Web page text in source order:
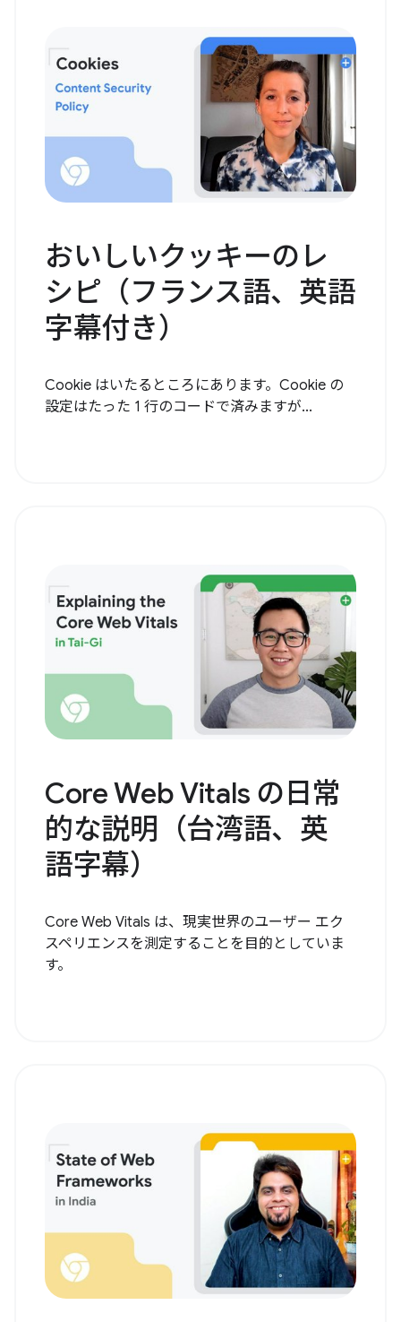
おいしいクッキーのレ
シピ（フランス語、英語
字幕付き）
Cookie はいたるところにあります。Cookie の
設定はたった 1 行のコードで済みますが...
Core Web Vitals の日常
的な説明（台湾語、英
語字幕）
Core Web Vitals は、現実世界のユーザー エク
スペリエンスを測定することを目的としていま
す。